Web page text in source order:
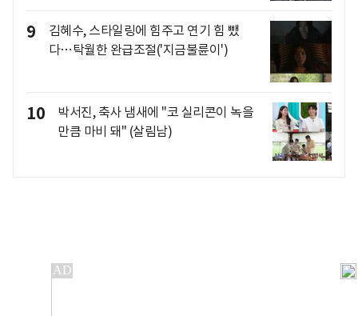
9
김혜수, 스타일링에 힘주고 연기 힘 뺐
다…탁월한 완급조절('지금불륜이')
10
박서진, 축사 냄새에 "코 실리콘이 녹을
만큼 마비 돼" (살림남)